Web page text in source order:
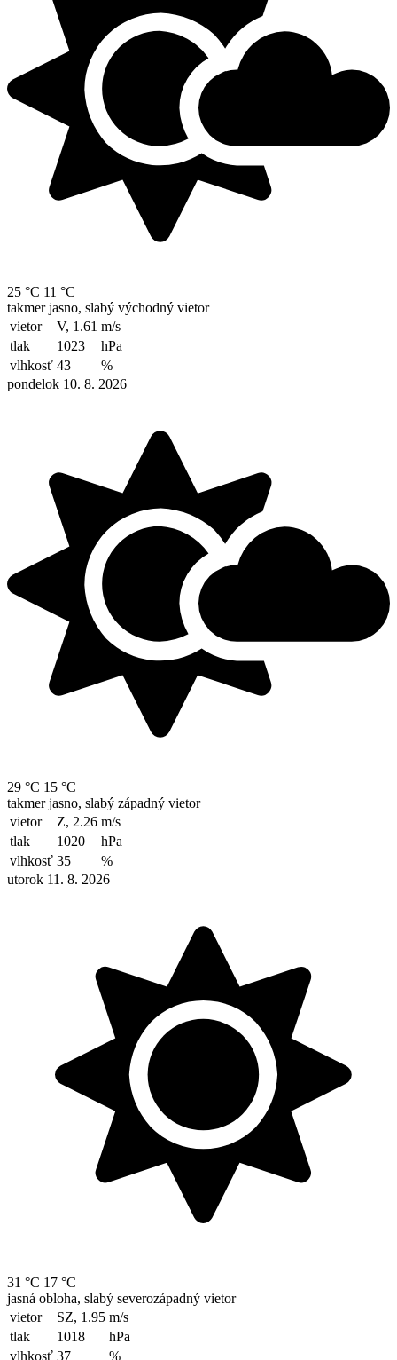
25 °C 11 °C
takmer jasno, slabý východný vietor
vietor
V, 1.61 m/s
tlak
1023
hPa
vlhkosť 43
%
pondelok 10. 8. 2026
29 °C 15 °C
takmer jasno, slabý západný vietor
vietor
Z, 2.26 m/s
tlak
1020
hPa
vlhkosť 35
%
utorok 11. 8. 2026
31 °C 17 °C
jasná obloha, slabý severozápadný vietor
vietor
SZ, 1.95 m/s
tlak
1018
hPa
vlhkosť 37 %